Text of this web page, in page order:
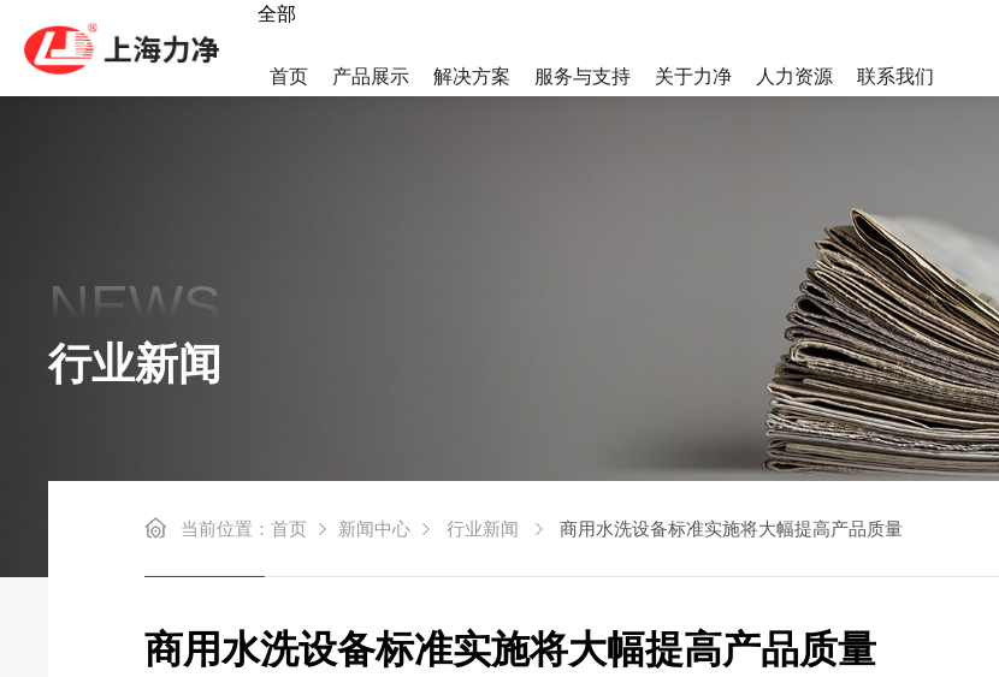
全部
首页 产品展示
医疗集成洗涤系统
高速后整理系列 工业洗衣机系列
辅助设备
解决方案
解决方案
案例视频
服务与支持 关于力净 人力资源 联系我们
NEWS
行业新闻
当前位置：首页 新闻中心 行业新闻 商用水洗设备标准实施将大幅提高产品质量
商用水洗设备标准实施将大幅提高产品质量